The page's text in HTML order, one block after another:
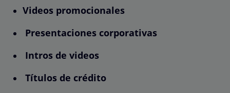
Videos promocionales
Presentaciones corporativas
Intros de videos
Títulos de crédito